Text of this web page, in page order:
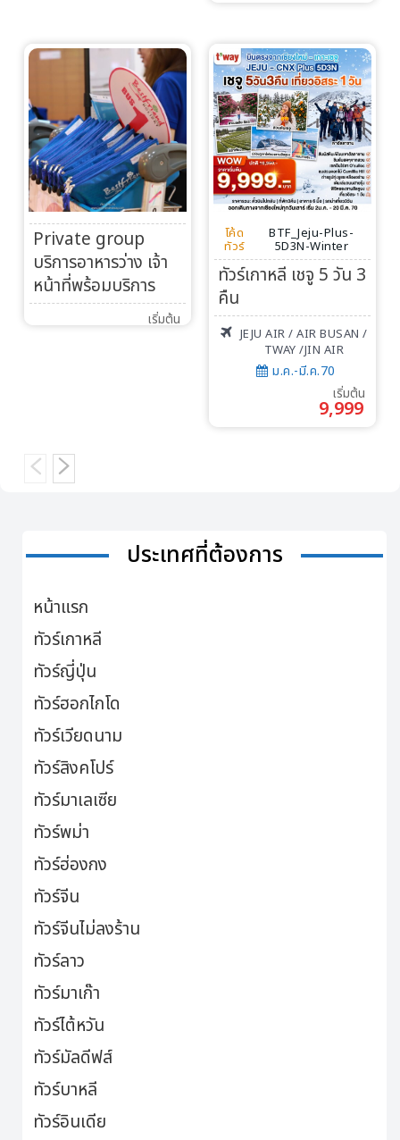
Private group
บริการอาหารว่าง เจ้า
หน้าที่พร้อมบริการ
เริ่มต้น
โค้ด
ทัวร์
BTF_Jeju-Plus-
5D3N-Winter
ทัวร์เกาหลี เชจู 5 วัน 3
คืน
JEJU AIR / AIR BUSAN /
TWAY /JIN AIR
ม.ค.-มี.ค.70
เริ่มต้น
9,999
ประเทศที่ต้องการ
หน้าแรก
ทัวร์เกาหลี
ทัวร์ญี่ปุ่น
ทัวร์ฮอกไกโด
ทัวร์เวียดนาม
ทัวร์สิงคโปร์
ทัวร์มาเลเซีย
ทัวร์พม่า
ทัวร์ฮ่องกง
ทัวร์จีน
ทัวร์จีนไม่ลงร้าน
ทัวร์ลาว
ทัวร์มาเก๊า
ทัวร์ไต้หวัน
ทัวร์มัลดีฟส์
ทัวร์บาหลี
ทัวร์อินเดีย